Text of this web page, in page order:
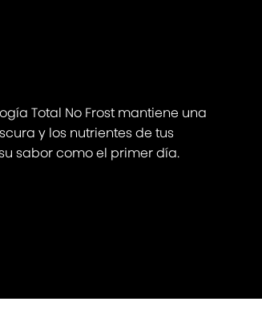
Total No Frost mantiene una
y los nutrientes de tus
sabor como el primer día.